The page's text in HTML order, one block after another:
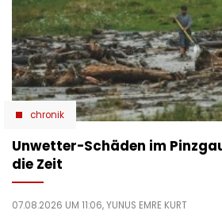
chronik
Unwetter-Schäden im
die Zeit
07.08.2026 UM 11:06,YUNUS EMRE KURT